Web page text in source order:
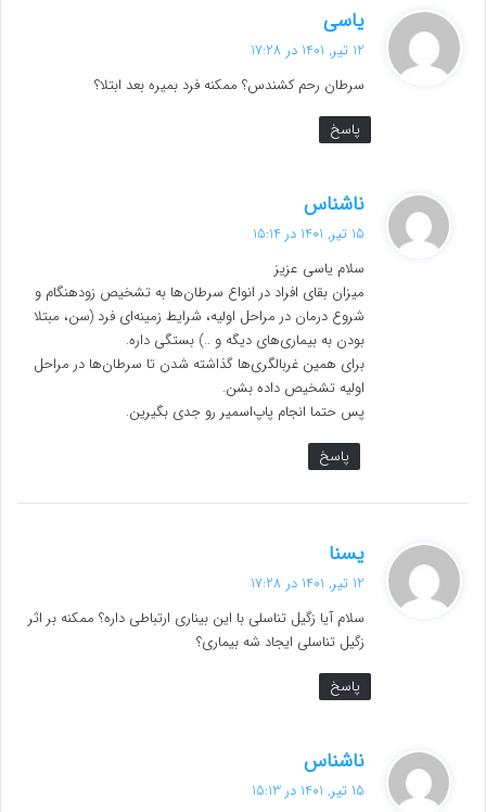
یاسی
ف
12 تیر, 1401 در 17:28
سرطان رحم کشندس؟ ممکنه فرد بمیره بعد ابتلا؟
پاسخ
ناشناس
ف
15 تیر, 1401 در 15:14
سلام یاسی عزیز
میزان بقای افراد در انواع سرطان‌ها به تشخیص زودهنگام و
شروع درمان در مراحل اولیه، شرایط زمینه‌ای فرد (سن، مبتلا
بودن به بیماری‌های دیگه و ..) بستگی داره.
برای همین غربالگری‌ها گذاشته شدن تا سرطان‌ها در مراحل
اولیه تشخیص داده بشن.
پس حتما انجام پاپ‌اسمیر رو جدی بگیرین.
پاسخ
یسنا
:
12 تیر, 1401 در 17:28
سلام آیا زگیل تناسلی با این بیناری ارتباطی داره؟ ممکنه بر اثر
زگیل تناسلی ایجاد شه بیماری؟
پاسخ
ناشناس
ف
15 تیر, 1401 در 15:13